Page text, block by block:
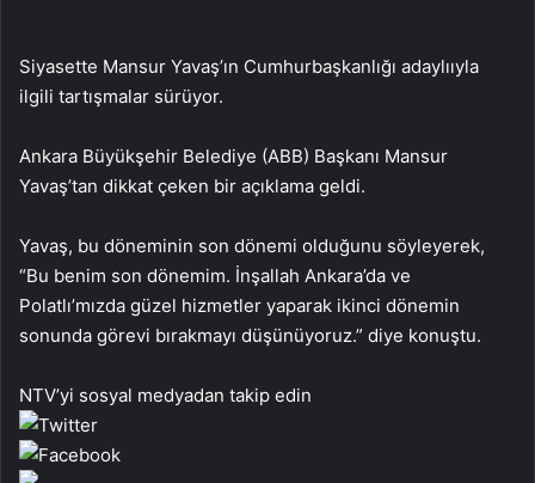
Siyasette Mansur Yavaş’ın Cumhurbaşkanlığı adaylııyla
ilgili tartışmalar sürüyor.
Ankara Büyükşehir Belediye (ABB) Başkanı Mansur
Yavaş’tan dikkat çeken bir açıklama geldi.
Yavaş, bu döneminin son dönemi olduğunu söyleyerek,
“Bu benim son dönemim. İnşallah Ankara’da ve
Polatlı’mızda güzel hizmetler yaparak ikinci dönemin
sonunda görevi bırakmayı düşünüyoruz.” diye konuştu.
NTV’yi sosyal medyadan takip edin